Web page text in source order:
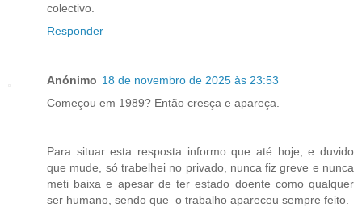
colectivo.
Responder
Anónimo 18 de novembro de 2025 às 23:53
Começou em 1989? Então cresça e apareça.
Para situar esta resposta informo que até hoje, e duvido
que mude, só trabelhei no privado, nunca fiz greve e nunca
meti baixa e apesar de ter estado doente como qualquer
ser humano, sendo que o trabalho apareceu sempre feito.